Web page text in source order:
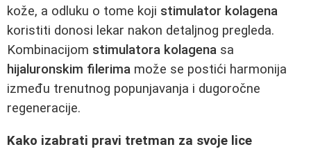
kože, a odluku o tome koji stimulator kolagena
koristiti donosi lekar nakon detaljnog pregleda.
Kombinacijom stimulatora kolagena sa
hijaluronskim filerima može se postići harmonija
između trenutnog popunjavanja i dugoročne
regeneracije.
Kako izabrati pravi tretman za svoje lice